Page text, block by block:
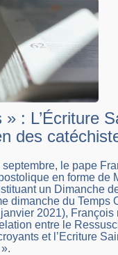
: L’Écriture
des
le pape
en forme de
un Dimanche
dimanche du Temps
2021), François
entre le
et l’Ecriture